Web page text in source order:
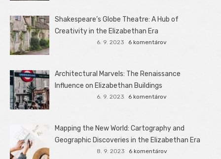
Shakespeare’s Globe Theatre: A Hub of
Creativity in the Elizabethan Era
6. 9. 2023 6 komentárov
Architectural Marvels: The Renaissance
Influence on Elizabethan Buildings
6. 9. 2023 6 komentárov
Mapping the New World: Cartography and
Geographic Discoveries in the Elizabethan Era
8. 9. 2023 6 komentárov